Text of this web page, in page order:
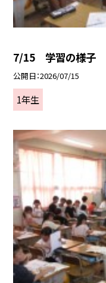
7/15 学習の様子
公開日 2026/07/15
1年生